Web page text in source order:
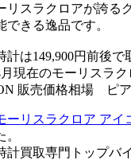
リスラクロアが誇る
できる逸品です。
計は149,900円前後で
月現在のモーリスラ
販売価格相場 ピア
ーリスラクロア アイ
計買取専門トップバ